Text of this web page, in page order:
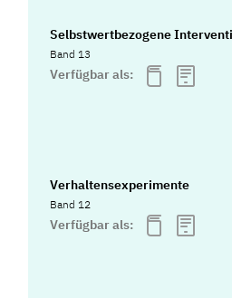
Selbstwertbezogene
Band 13
Verfügbar als:
Verhaltensexperimente
Band 12
Verfügbar als: